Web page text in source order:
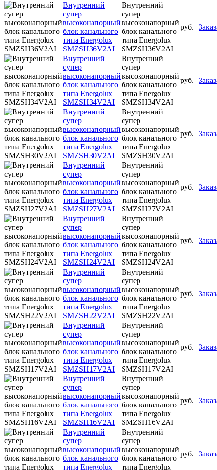
Внутренний
супер
высоконапорный
блок канального
типа Energolux
SMZSH36V2AI
Внутренний
супер
высоконапорный
блок канального
типа Energolux
SMZSH36V2AI
руб.
Внутренний
супер
высоконапорный
блок канального
типа Energolux
SMZSH34V2AI
Внутренний
супер
высоконапорный
блок канального
типа Energolux
SMZSH34V2AI
руб.
Внутренний
супер
высоконапорный
блок канального
типа Energolux
SMZSH30V2AI
Внутренний
супер
высоконапорный
блок канального
типа Energolux
SMZSH30V2AI
руб.
Внутренний
супер
высоконапорный
блок канального
типа Energolux
SMZSH27V2AI
Внутренний
супер
высоконапорный
блок канального
типа Energolux
SMZSH27V2AI
руб.
Внутренний
супер
высоконапорный
блок канального
типа Energolux
SMZSH24V2AI
Внутренний
супер
высоконапорный
блок канального
типа Energolux
SMZSH24V2AI
руб.
Внутренний
супер
высоконапорный
блок канального
типа Energolux
SMZSH22V2AI
Внутренний
супер
высоконапорный
блок канального
типа Energolux
SMZSH22V2AI
руб.
Внутренний
супер
высоконапорный
блок канального
типа Energolux
SMZSH17V2AI
Внутренний
супер
высоконапорный
блок канального
типа Energolux
SMZSH17V2AI
руб.
Внутренний
супер
высоконапорный
блок канального
типа Energolux
SMZSH16V2AI
Внутренний
супер
высоконапорный
блок канального
типа Energolux
SMZSH16V2AI
руб.
Внутренний
супер
высоконапорный
блок канального
типа Energolux
Внутренний
супер
высоконапорный
блок канального
типа Energolux
руб.